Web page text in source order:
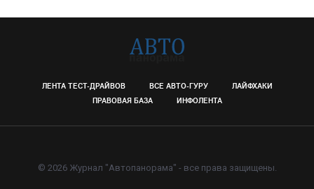
ЛЕНТА ТЕСТ-ДРАЙВОВ ВСЕ АВТО-ГУРУ
ЛАЙФХАКИ
ПРАВОВАЯ БАЗА
ИНФОЛЕНТА
© 2026 Журнал "Автопанорама" - все права защищены.